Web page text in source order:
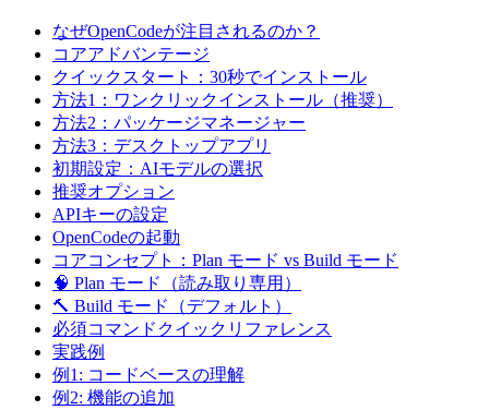
なぜOpenCodeが注目されるのか？
コアアドバンテージ
クイックスタート：30秒でインストール
方法1：ワンクリックインストール（推奨）
方法2：パッケージマネージャー
方法3：デスクトップアプリ
初期設定：AIモデルの選択
推奨オプション
APIキーの設定
OpenCodeの起動
コアコンセプト：Plan モード vs Build モード
🧠 Plan モード（読み取り専用）
🔨 Build モード（デフォルト）
必須コマンドクイックリファレンス
実践例
例1: コードベースの理解
例2: 機能の追加